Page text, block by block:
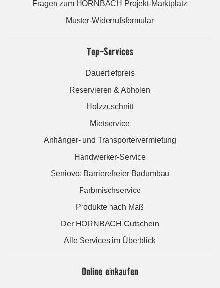
Fragen zum HORNBACH Projekt-Marktplatz
Muster-Widerrufsformular
Top-Services
Dauertiefpreis
Reservieren & Abholen
Holzzuschnitt
Mietservice
Anhänger- und Transportervermietung
Handwerker-Service
Seniovo: Barrierefreier Badumbau
Farbmischservice
Produkte nach Maß
Der HORNBACH Gutschein
Alle Services im Überblick
Online einkaufen